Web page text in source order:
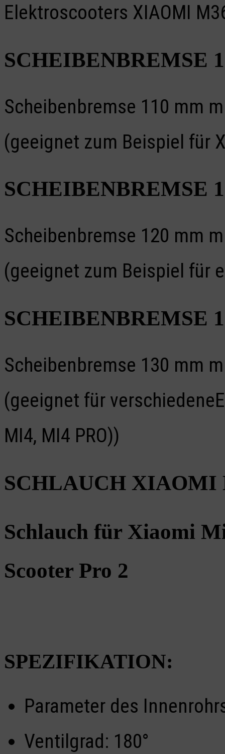
Elektroscooters XIAOMI
SCHEIBENBREMSE
Scheibenbremse 110 mm
(geeignet zum Beispiel für
SCHEIBENBREMSE
Scheibenbremse 120 mm
(geeignet zum Beispiel für
SCHEIBENBREMSE
Scheibenbremse 130 mm
(geeignet für
MI4, MI4 PRO))
SCHLAUCH XIAOMI
Schlauch für Xiaomi
Scooter Pro 2
SPEZIFIKATION:
Parameter des
Ventilgrad: 180°